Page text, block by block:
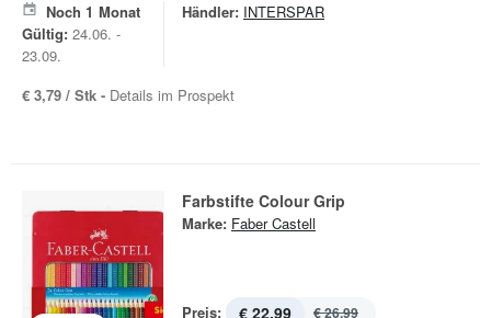
Noch 1 Monat
Gültig: 24.06. -
23.09.
Händler: INTERSPAR
€ 3,79 / Stk - Details im Prospekt
Farbstifte Colour Grip
Marke: Faber Castell
Preis: € 22,99 € 26,99